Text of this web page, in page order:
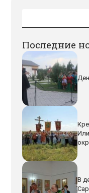
Последние
В